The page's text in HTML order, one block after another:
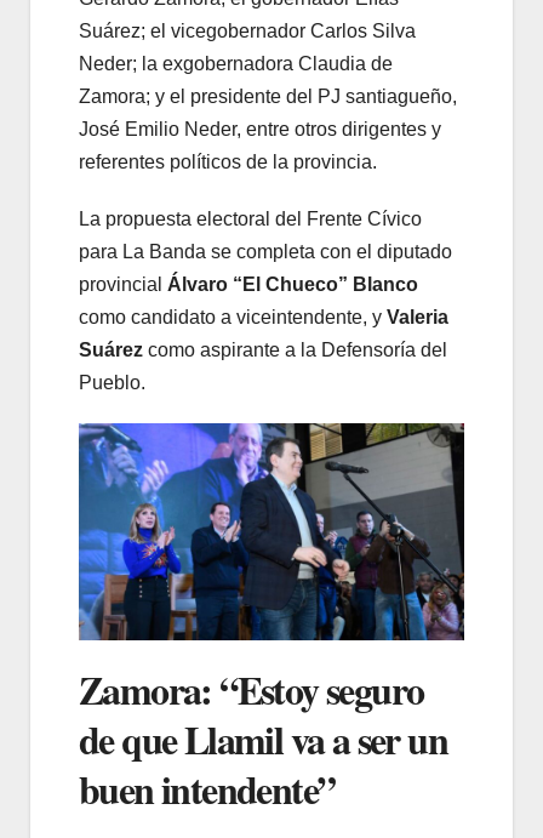
Suárez; el vicegobernador Carlos Silva
Neder; la exgobernadora Claudia de
Zamora; y el presidente del PJ santiagueño,
José Emilio Neder, entre otros dirigentes y
referentes políticos de la provincia.
La propuesta electoral del Frente Cívico
para La Banda se completa con el diputado
provincial Álvaro “El Chueco” Blanco
como candidato a viceintendente, y Valeria
Suárez como aspirante a la Defensoría del
Pueblo.
Zamora: “Estoy seguro
de que Llamil va a ser un
buen intendente”